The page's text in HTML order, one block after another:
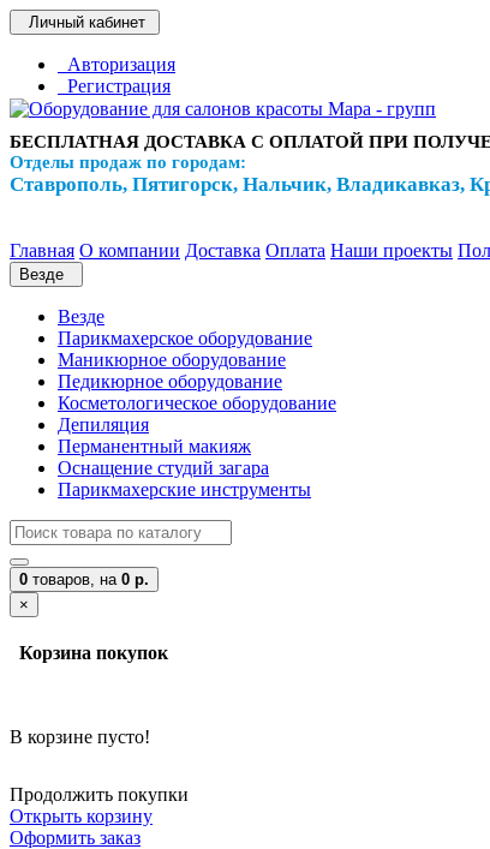
Личный кабинет
Авторизация
Регистрация
БЕСПЛАТНАЯ ДОСТАВКА С ОПЛАТОЙ ПРИ
Отделы продаж по городам:
Ставрополь, Пятигорск, Нальчик, Владикавказ,
Главная О компании Доставка Оплата Наши проекты
Везде
Везде
Парикмахерское оборудование
Маникюрное оборудование
Педикюрное оборудование
Косметологическое оборудование
Депиляция
Перманентный макияж
Оснащение студий загара
Парикмахерские инструменты
0 товаров, на 0 р.
×
Корзина покупок
В корзине пусто!
Продолжить покупки
Открыть корзину
Оформить заказ